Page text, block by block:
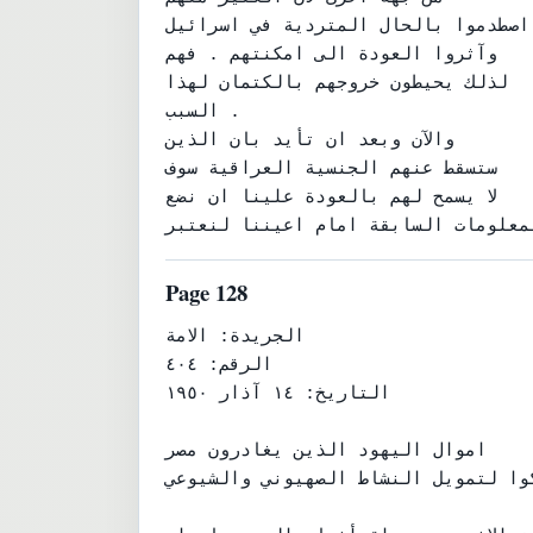
اصطدموا بالحال المتردية في اسرائيل
وآثروا العودة الى امكنتهم . فهم
لذلك يحيطون خروجهم بالكتمان لهذا
السبب .
والآن وبعد ان تأيد بان الذين
ستسقط عنهم الجنسية العراقية سوف
لا يسمح لهم بالعودة علينا ان نضع
Page 128
الجريدة: الامة
الرقم: ٤٠٤
التاريخ: ١٤ آذار ١٩٥٠
اموال اليهود الذين يغادرون مصر
لتمويل النشاط الصهيوني والشيوعي